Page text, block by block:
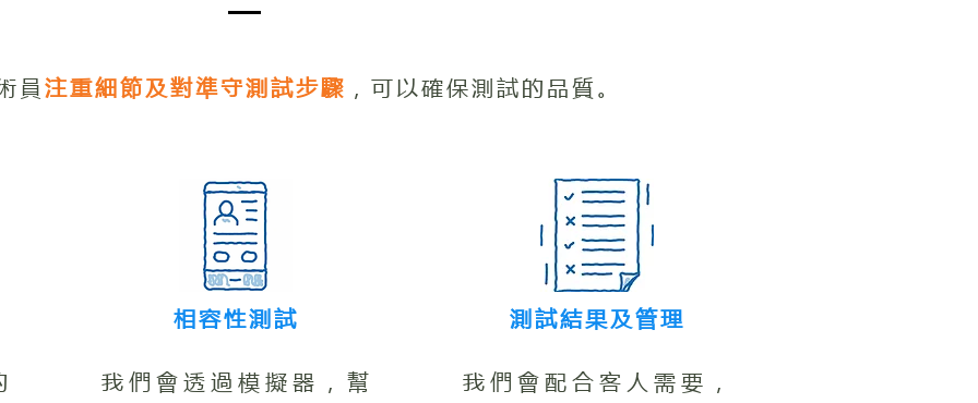
員注重細節及對準守測試步驟 ，可以確保測試的品質。
相容性測試
我們會透過模擬器，幫
​測試結果及管理
我們會配合客人需要，